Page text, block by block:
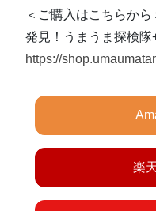
＜ご購入はこちらから
発見！うまうま探検
https://
楽